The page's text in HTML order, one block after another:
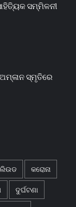
ସମ୍ମିଳନୀ
ସ୍ମୃତିରେ
କରୋନା
ଦୁର୍ଘଟଣା